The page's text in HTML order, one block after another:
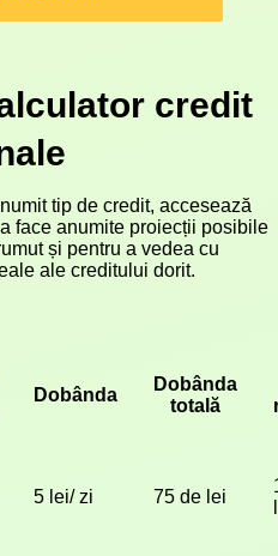
credit
tip de credit, accesează
face anumite proiecții posibile
și pentru a vedea cu
ale creditului dorit.
Dobânda
Dobânda
totală
5 lei/ zi 75 de lei